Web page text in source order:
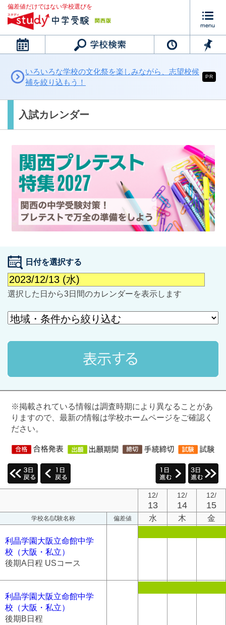
偏差値だけではない学校選びを
カレンダー
最近見た学校
学校閲覧履歴はありません
ブックマークした学校
ブックマークした学校はありません
いろいろな学校の文化祭を楽しみながら、志望校候
補を絞り込もう！
PR
入試カレンダー
日付を選択する
選択した日から3日間のカレンダーを表示します
※掲載されている情報は調査時期により異なることがあ
りますので、最新の情報は学校ホームページをご確認く
ださい。
12/
13
12/
14
12/
15
学校名/試験名称 偏差値 水 木 金
利晶学園大阪立命館中学
校（大阪・私立）
後期A日程 USコース
利晶学園大阪立命館中学
校（大阪・私立）
後期B日程